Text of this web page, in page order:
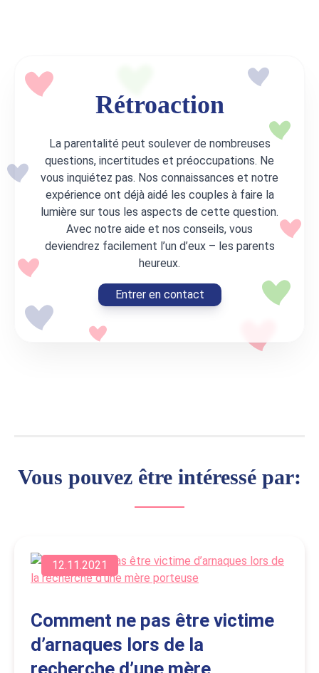
Rétroaction
La parentalité peut soulever de nombreuses
questions, incertitudes et préoccupations. Ne
vous inquiétez pas. Nos connaissances et notre
expérience ont déjà aidé les couples à faire la
lumière sur tous les aspects de cette question.
Avec notre aide et nos conseils, vous
deviendrez facilement l’un d’eux – les parents
heureux.
Entrer en contact
Vous pouvez être intéressé par:
12.11.2021
Comment ne pas être victime
d’arnaques lors de la
recherche d’une mère